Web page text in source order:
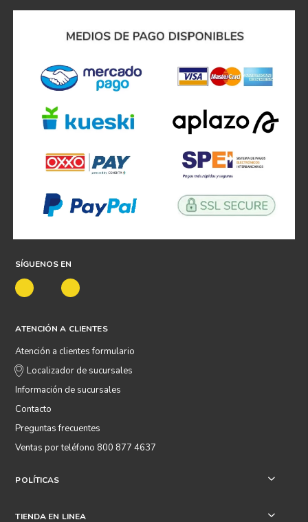
SÍGUENOS EN
ATENCIÓN A CLIENTES
Atención a clientes formulario
Localizador de sucursales
Información de sucursales
Contacto
Preguntas frecuentes
Ventas por teléfono 800 877 4637
POLÍTICAS +
TIENDA EN LINEA +